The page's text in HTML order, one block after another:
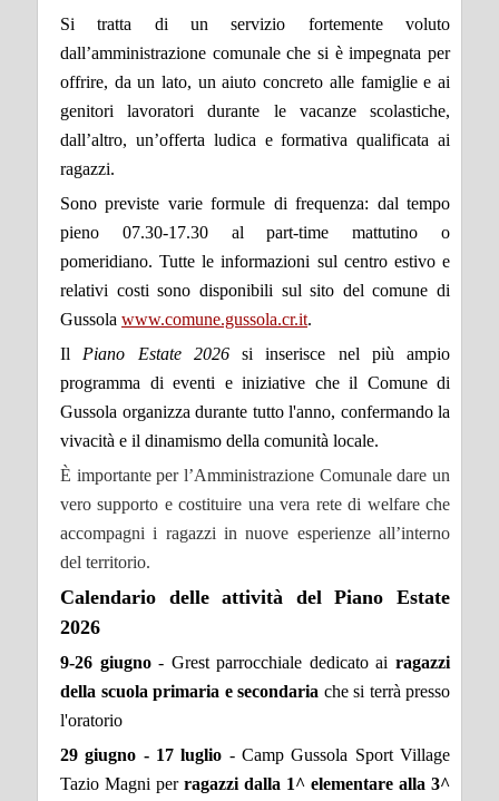
Si tratta di un servizio fortemente voluto
dall’amministrazione comunale che si è impegnata per
offrire, da un lato, un aiuto concreto alle famiglie e ai
genitori lavoratori durante le vacanze scolastiche,
dall’altro, un’offerta ludica e formativa qualificata ai
ragazzi.
Sono previste varie formule di frequenza: dal tempo
pieno 07.30-17.30 al part-time mattutino o
pomeridiano. Tutte le informazioni sul centro estivo e
relativi costi sono disponibili sul sito del comune di
Gussola www.comune.gussola.cr.it.
Il Piano Estate 2026si inserisce nel più ampio
programma di eventi e iniziative che il Comune di
Gussola organizza durante tutto l'anno, confermando la
vivacità e il dinamismo della comunità locale.
È importante per l’Amministrazione Comunale dare un
vero supporto e costituire una vera rete di welfare che
accompagni i ragazzi in nuove esperienze all’interno
del territorio.
Calendario delle attività del Piano Estate
2026
9-26 giugno- Grest parrocchiale dedicato airagazzi
della scuola primaria e secondaria che si terrà presso
l'oratorio
29 giugno - 17 luglio - Camp Gussola Sport Village
Tazio Magni per ragazzi dalla 1^ elementare alla 3^